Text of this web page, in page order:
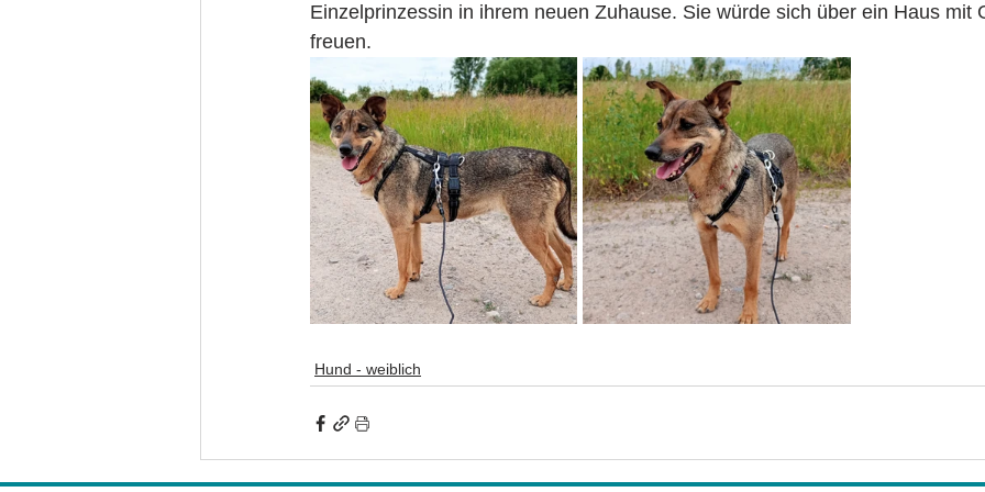
Einzelprinzessin in ihrem neuen Zuhause. Sie würde sich über ein Haus mit
freuen.
Hund - weiblich